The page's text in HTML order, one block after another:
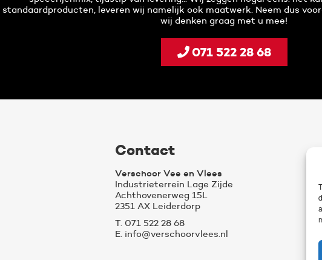
standaardproducten, leveren wij namelijk ook maatwerk. Neem dus
wij denken graag met u mee!
071 522 28 68
Contact
Verschoor Vee en Vlees
Industrieterrein Lage Zijde
Achthovenerweg 15L
2351 AX Leiderdorp
T. 071 522 28 68
E. info@verschoorvlees.nl